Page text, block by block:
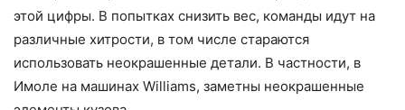
этой цифры. В попытках снизить вес, команды идут на
различные хитрости, в том числе стараются
использовать неокрашенные детали. В частности, в
Имоле на машинах Williams, заметны неокрашенные